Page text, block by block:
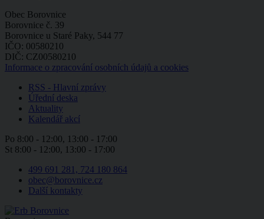
Obec Borovnice
Borovnice č. 39
Borovnice u Staré Paky, 544 77
IČO: 00580210
DIČ: CZ00580210
Informace o zpracování osobních údajů a cookies
RSS - Hlavní zprávy
Úřední deska
Aktuality
Kalendář akcí
Po 8:00 - 12:00, 13:00 - 17:00
St 8:00 - 12:00, 13:00 - 17:00
499 691 281, 724 180 864
obec@borovnice.cz
Další kontakty